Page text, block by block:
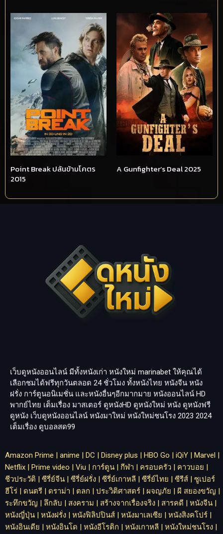
Point Break ปล้นข้ามโคตร
2015
A Gunfighter’s Deal 2025
เว็บดูหนังออนไลน์ มีทั้งหนังเก่า หนังใหม่ marinabet ให้คุณได้
เลือกชมได้ฟรีทุกวันตลอด 24 ชั่วโมง ทั้งหนังไทย หนังจีน หนัง
ฝรั่ง การ์ตูนอนิเมชั่น และหนังอื่นๆอีกมากมาย หนังออนไลน์ HD
พากย์ไทย เต็มเรื่อง มาสเตอร์ ดูหนังHD ดูหนังใหม่ หนัง ดูหนังฟรี
ดูหนัง เว็บดูหนังออนไลน์ หนังมาใหม่ หนังใหม่ชนโรง 2023 2024
เต็มเรื่อง ดูบอลสด99
Amazon Prime | anime | DC | Disney plus | HBO Go | iQiY | Marvel |
Netflix | Prime video | Viu | การ์ตูน | กีฬา | ครอบครัว | คาวบอย |
ชีวประวัติ | ซีรี่ย์จีน | ซีรี่ย์ฝรั่ง | ซีรี่ย์เกาหลี | ซีรี่ย์ไทย | ซีรีส์ | ซูเปอร์
ฮีโร่ | ดนตรี | ดราม่า | ตลก | ประวิติศาสตร์ | ผจญภัย | ผี สยองขวัญ |
ระทึกขวัญ | ลึกลับ | สงคราม | สร้างจากเรื่องจริง | สารคดี | หนังจีน |
หนังญี่ปุ่น | หนังฝรั่ง | หนังฟิลิปปินส์ | หนังมาเลเซีย | หนังสิงคโปร์ |
หนังอินเดีย | หนังอินโด | หนังอีโรติก | หนังเกาหลี | หนังใหม่ชนโรง |